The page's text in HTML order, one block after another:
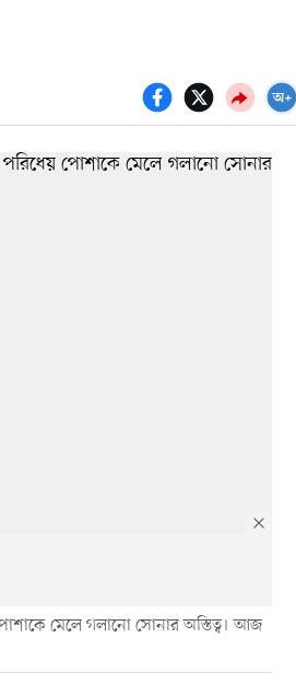
পোশাকে মেলে গলানো সোনার অস্তিত্ব। আজ